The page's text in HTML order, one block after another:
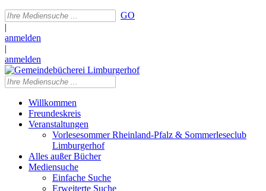
GO
|
anmelden
|
anmelden
Willkommen
Freundeskreis
Veranstaltungen
Vorlesesommer Rheinland-Pfalz & Sommerleseclub
Limburgerhof
Alles außer Bücher
Mediensuche
Einfache Suche
Erweiterte Suche